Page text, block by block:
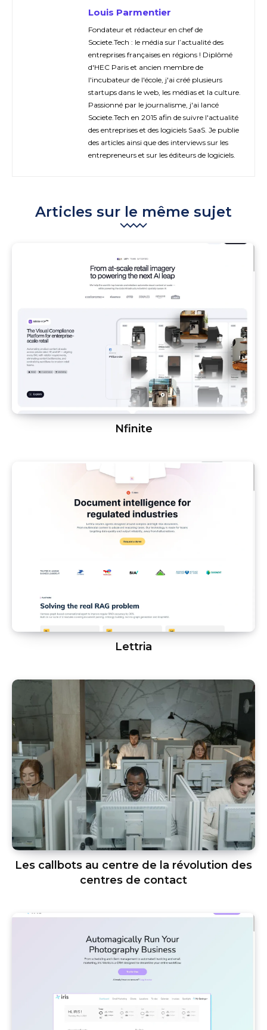
Louis Parmentier
Fondateur et rédacteur en chef de
Societe.Tech : le média sur l’actualité des
entreprises françaises en régions ! Diplômé
d'HEC Paris et ancien membre de
l'incubateur de l'école, j'ai créé plusieurs
startups dans le web, les médias et la culture.
Passionné par le journalisme, j'ai lancé
Societe.Tech en 2015 afin de suivre l'actualité
des entreprises et des logiciels SaaS. Je publie
des articles ainsi que des interviews sur les
entrepreneurs et sur les éditeurs de logiciels.
Articles sur le même sujet
Nfinite
Lettria
Les callbots au centre de la révolution des
centres de contact